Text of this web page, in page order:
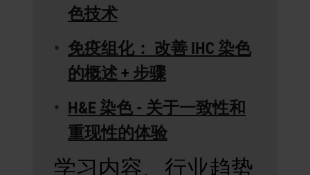
色技术
免疫组化： 改善 IHC 染色
的概述 + 步骤
H&E 染色 - 关于一致性和
重现性的体验
学习内容、行业趋势